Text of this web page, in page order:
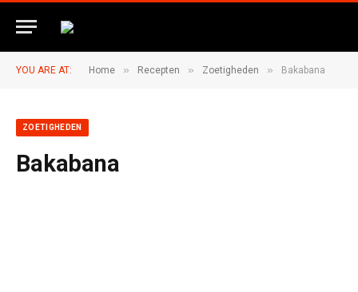
YOU ARE AT: Home » Recepten » Zoetigheden » Bakabana
ZOETIGHEDEN
Bakabana